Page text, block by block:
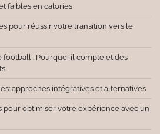
faibles en calories
pour réussir votre transition vers le
football : Pourquoi il compte et des
approches intégratives et alternatives
pour optimiser votre expérience avec un